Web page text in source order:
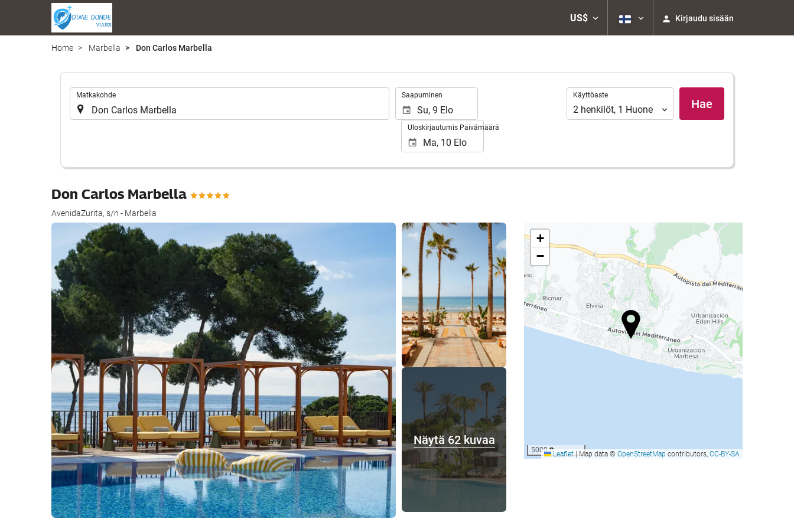
US$ Kirjaudu sisään
Home Marbella Don Carlos Marbella
Matkakohde Saapuminen
Uloskirjautumis Päivämäärä
Käyttöaste
Käyttöaste
2 henkilöt, 1 Huone Hae
Don Carlos Marbella
AvenidaZurita, s/n - Marbella
Näytä 62 kuvaa
Näytä 62 kuvaa
+
−
5000 ftLeaflet |Map data © OpenStreetMap contributors, CC-BY-SA